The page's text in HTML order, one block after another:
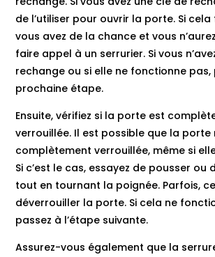
de l’utiliser pour ouvrir la porte. Si
vous avez de la chance et vous
faire appel à un serrurier. Si vous
rechange ou si elle ne fonctionne pas,
prochaine étape.
Ensuite, vérifiez si la porte est
verrouillée. Il est possible que la porte
complètement verrouillée, même si
Si c’est le cas, essayez de pousser
tout en tournant la poignée. Parfois,
déverrouiller la porte. Si cela ne
passez à l’étape suivante.
Assurez-vous également que la